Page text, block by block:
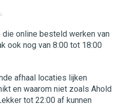
die online besteld werken van
ook nog van 8:00 tot 18:00
afhaal locaties lijken
en waarom niet zoals Ahold
tot 22:00 af kunnen